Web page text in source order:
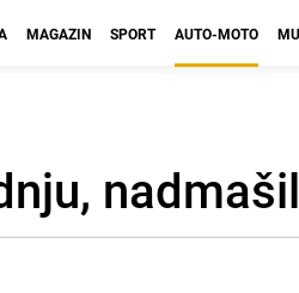
MAGAZIN SPORT AUTO-MOTO